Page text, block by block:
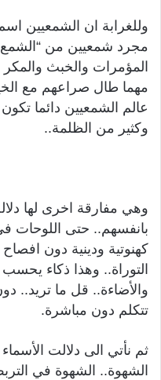
وللغرابة ان الشمعيين
مجرد شمعيين من
المؤمرات والخبث
مهما طال صراعهم مع
عالم الشمعيين دائما
وكثير من الظلمة..
وهي مفارقة اخرى لها
بانفسهم.. حتى اللوحات
كهنوتية ودينية دون
التوراة.. وهذا ذكاء يحسب
والأضاءة.. قل ما تريد..
تتكلم دون مباشرة.
ثم نأتي الى دلالت
الشهوة.. الشهوة في